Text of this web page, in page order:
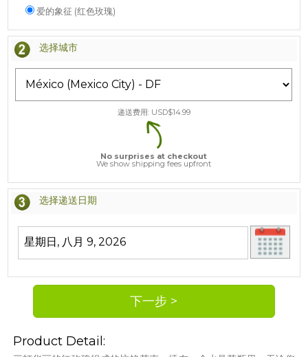
爱的象征 (红色玫瑰)
选择城市
递送费用: USD$14.99
No surprises at checkout
We show shipping fees upfront
选择递送日期
Product Detail: